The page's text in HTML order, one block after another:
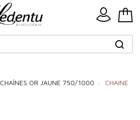
CHAÎNES OR JAUNE 750/1000
CHAINE